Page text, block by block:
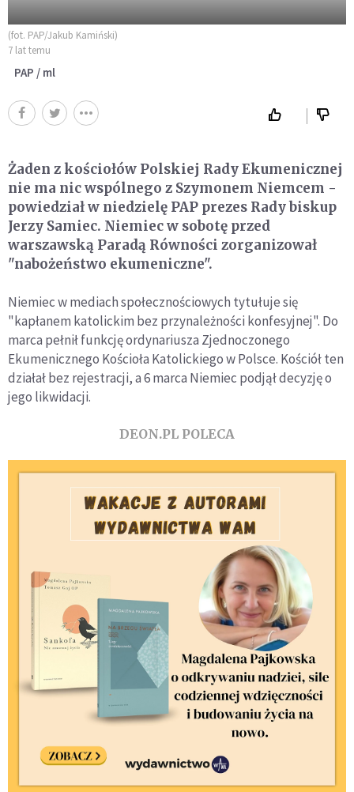
(fot. PAP/Jakub Kamiński)
7 lat temu
PAP / ml
Żaden z kościołów Polskiej Rady Ekumenicznej
nie ma nic wspólnego z Szymonem Niemcem -
powiedział w niedzielę PAP prezes Rady biskup
Jerzy Samiec. Niemiec w sobotę przed
warszawską Paradą Równości zorganizował
"nabożeństwo ekumeniczne".
Niemiec w mediach społecznościowych tytułuje się
"kapłanem katolickim bez przynależności konfesyjnej". Do
marca pełnił funkcję ordynariusza Zjednoczonego
Ekumenicznego Kościoła Katolickiego w Polsce. Kościół ten
działał bez rejestracji, a 6 marca Niemiec podjął decyzję o
jego likwidacji.
DEON.PL POLECA